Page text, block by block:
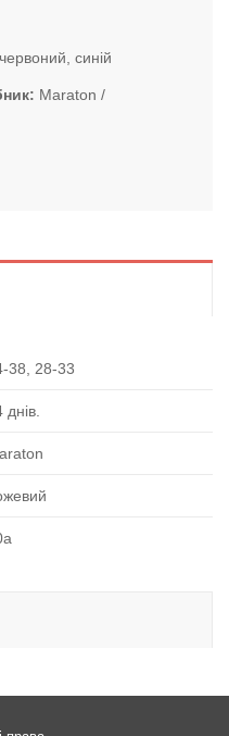
синій
Maraton
38, 28-33
днів.